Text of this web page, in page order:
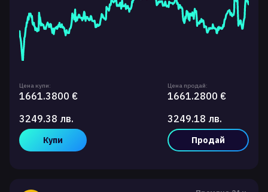
Цена купи:
1661.3800 €
3249.38 лв.
Купи
Цена продай:
1661.2800 €
3249.18 лв.
Продай